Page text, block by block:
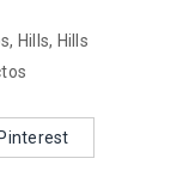
, Hills, Hills
Pinterest